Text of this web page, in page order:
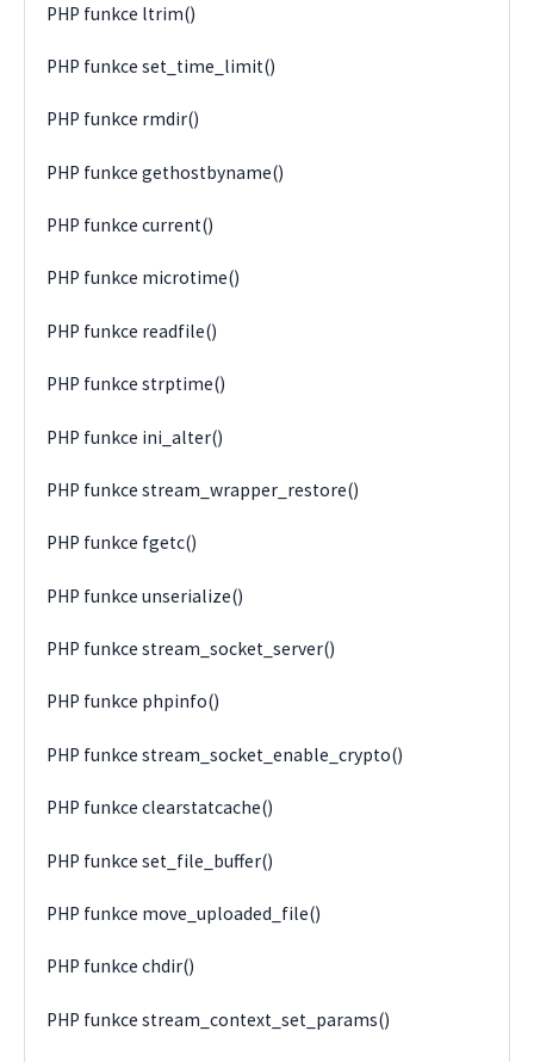
PHP funkce ltrim()
PHP funkce set_time_limit()
PHP funkce rmdir()
PHP funkce gethostbyname()
PHP funkce current()
PHP funkce microtime()
PHP funkce readfile()
PHP funkce strptime()
PHP funkce ini_alter()
PHP funkce stream_wrapper_restore()
PHP funkce fgetc()
PHP funkce unserialize()
PHP funkce stream_socket_server()
PHP funkce phpinfo()
PHP funkce stream_socket_enable_crypto()
PHP funkce clearstatcache()
PHP funkce set_file_buffer()
PHP funkce move_uploaded_file()
PHP funkce chdir()
PHP funkce stream_context_set_params()